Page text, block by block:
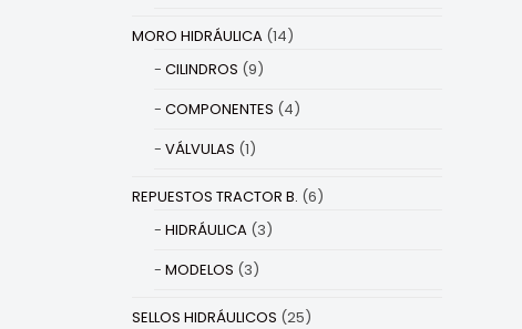
MORO HIDRÁULICA (14)
CILINDROS (9)
COMPONENTES (4)
VÁLVULAS (1)
REPUESTOS TRACTOR B. (6)
HIDRÁULICA (3)
MODELOS (3)
SELLOS HIDRÁULICOS (25)